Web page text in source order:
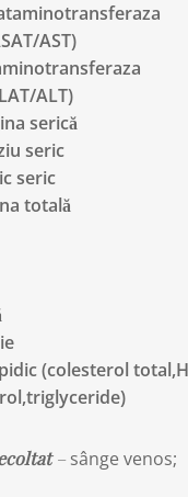
AST)
ALT)
serică
seric
seric
totală
(colesterol
–sânge venos;